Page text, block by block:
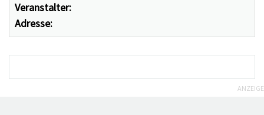
Veranstalter:
Adresse:
ANZEIGE